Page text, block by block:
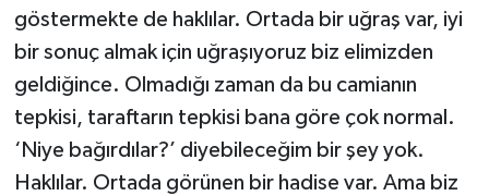
göstermekte de haklılar. Ortada bir uğraş var, iyi
bir sonuç almak için uğraşıyoruz biz elimizden
geldiğince. Olmadığı zaman da bu camianın
tepkisi, taraftarın tepkisi bana göre çok normal.
‘Niye bağırdılar?’ diyebileceğim bir şey yok.
Haklılar. Ortada görünen bir hadise var. Ama biz